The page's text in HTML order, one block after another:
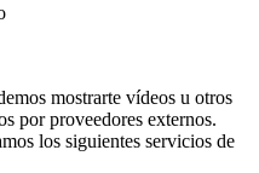
mostrarte vídeos u otros
por proveedores externos.
los siguientes servicios de